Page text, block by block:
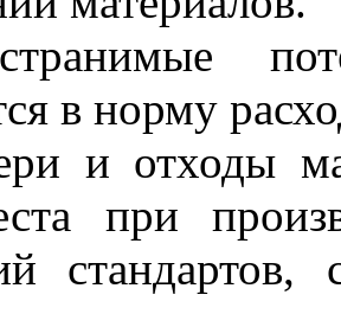
в норму
и отходы
при